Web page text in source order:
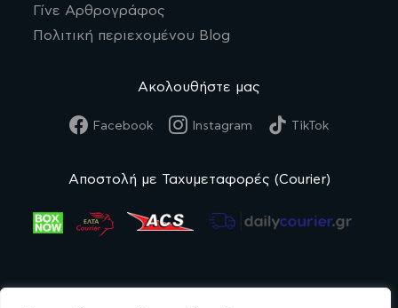
Γίνε Αρθρογράφος
Πολιτική περιεχομένου Blog
Ακολουθήστε μας
Facebook Instagram TikTok
Αποστολή με Ταχυμεταφορές (Courier)